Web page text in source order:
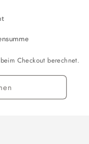
Checkout berechnet.